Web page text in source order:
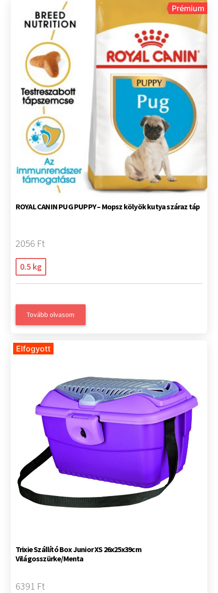
Prémium
ROYAL CANIN PUG PUPPY – Mopsz kölyök kutya száraz táp
2056 Ft
0.5 kg
Tovább olvasom
Elfogyott
Trixie Szállító Box Junior XS 26x25x39cm
Világosszürke/Menta
6391 Ft